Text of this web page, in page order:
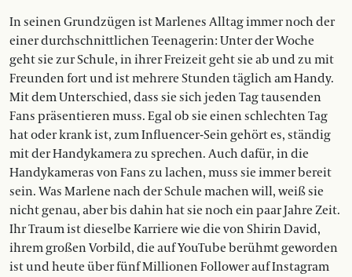
In seinen Grundzügen ist Marlenes Alltag immer noch der
einer durchschnittlichen Teenagerin: Unter der Woche
geht sie zur Schule, in ihrer Freizeit geht sie ab und zu mit
Freunden fort und ist mehrere Stunden täglich am Handy.
Mit dem Unterschied, dass sie sich jeden Tag tausenden
Fans präsentieren muss. Egal ob sie einen schlechten Tag
hat oder krank ist, zum Influencer-Sein gehört es, ständig
mit der Handykamera zu sprechen. Auch dafür, in die
Handykameras von Fans zu lachen, muss sie immer bereit
sein. Was Marlene nach der Schule machen will, weiß sie
nicht genau, aber bis dahin hat sie noch ein paar Jahre Zeit.
Ihr Traum ist dieselbe Karriere wie die von Shirin David,
ihrem großen Vorbild, die auf YouTube berühmt geworden
ist und heute über fünf Millionen Follower auf Instagram